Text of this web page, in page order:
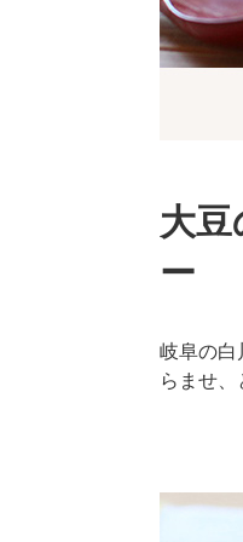
大
ー
岐阜の白
らませ